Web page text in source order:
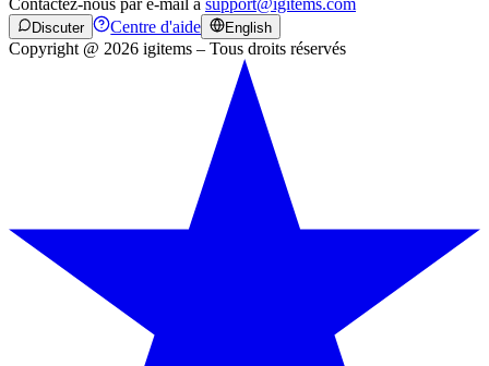
Contactez-nous par e-mail à support@igitems.com
Discuter Centre d'aide English
Copyright @ 2026 igitems – Tous droits réservés